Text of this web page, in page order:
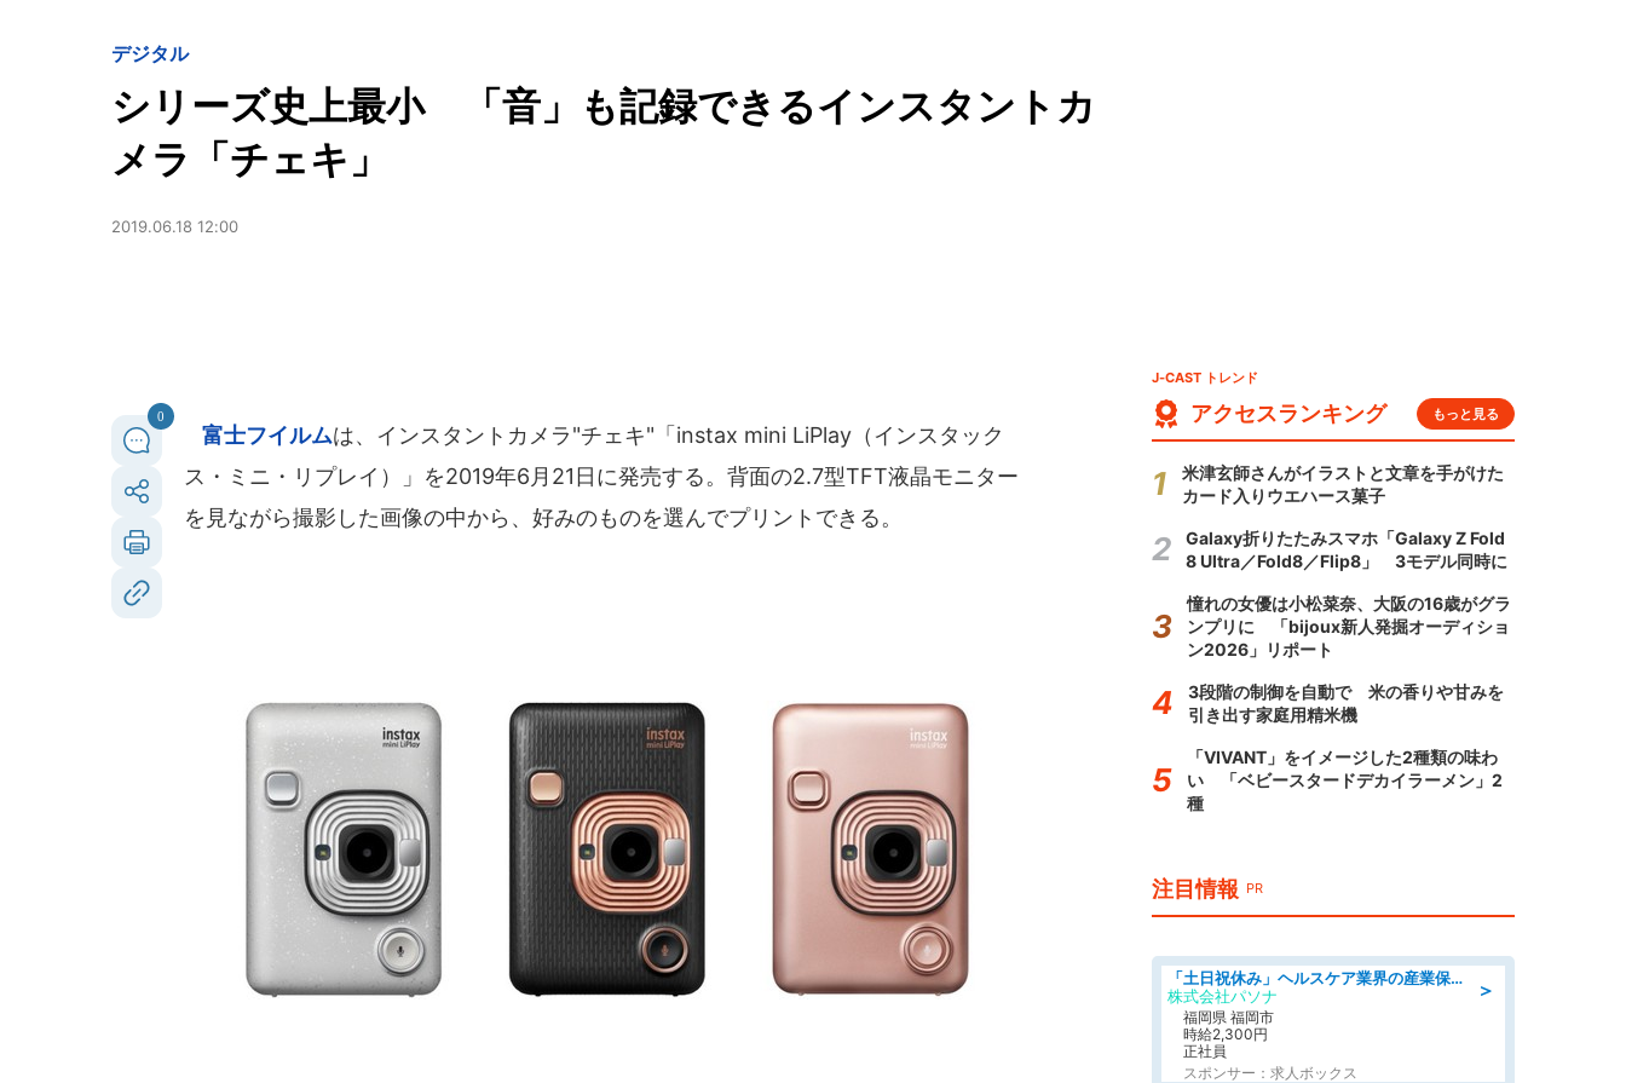
デジタル
シリーズ史上最小 「音」も記録できるインスタントカ
メラ「チェキ」
2019.06.18 12:00
0
富士フイルムは、インスタントカメラ"チェキ"「instax mini LiPlay（インスタック
ス・ミニ・リプレイ）」を2019年6月21日に発売する。背面の2.7型TFT液晶モニター
を見ながら撮影した画像の中から、好みのものを選んでプリントできる。
J-CAST トレンド
アクセスランキング もっと見る
米津玄師さんがイラストと文章を手がけた
カード入りウエハース菓子
Galaxy折りたたみスマホ「Galaxy Z Fold
8 Ultra／Fold8／Flip8」 3モデル同時に
憧れの女優は小松菜奈、大阪の16歳がグラ
ンプリに 「bijoux新人発掘オーディショ
ン2026」リポート
3段階の制御を自動で 米の香りや甘みを
引き出す家庭用精米機
「VIVANT」をイメージした2種類の味わ
い 「ベビースタードデカイラーメン」2
種
注目情報 PR
＞
「土日祝休み」ヘルスケア業界の産業保健師/高時給/未経験OK/要資格:保健師、正看護師
株式会社パソナ
福岡県 福岡市
時給2,300円
正社員
スポンサー：求人ボックス